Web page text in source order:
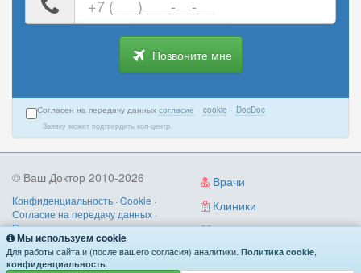
номер
телефона
Позвоните мне
Согласен на передачу данных согласие · cookie · DocDoc
Заявку может подтвердить кол-центр.
Врачи
Клиники
Диагностика
© Ваш Доктор 2010-2026
Конфиденциальность · Cookie ·
Согласие на передачу данных ·
Пользовательское соглашение·
Правила записи· Контакты
О нас/как работает/
Мы используем cookie
Для работы сайта и (после вашего согласия) аналитики. Политика cookie,
конфиденциальность.